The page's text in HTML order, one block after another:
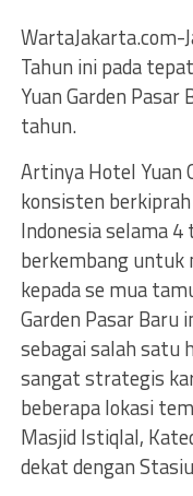
WartaJakarta.com-
Tahun ini pada
Yuan Garden Pasar
tahun.
Artinya Hotel Yuan
konsisten
Indonesia selama
berkembang untuk
kepada se mua
Garden Pasar Baru
sebagai salah satu
sangat strategis
beberapa lokasi
Masjid Istiqlal,
dekat dengan